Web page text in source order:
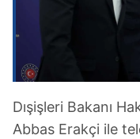
Dışişleri Bakanı
Abbas Erakçi ile